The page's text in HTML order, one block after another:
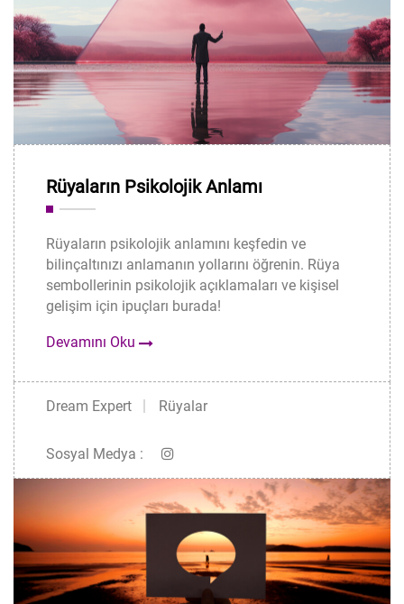
Rüyaların Psikolojik Anlamı
Rüyaların psikolojik anlamını keşfedin ve
bilinçaltınızı anlamanın yollarını öğrenin. Rüya
sembollerinin psikolojik açıklamaları ve kişisel
gelişim için ipuçları burada!
Devamını Oku
Dream Expert Rüyalar
Sosyal Medya :